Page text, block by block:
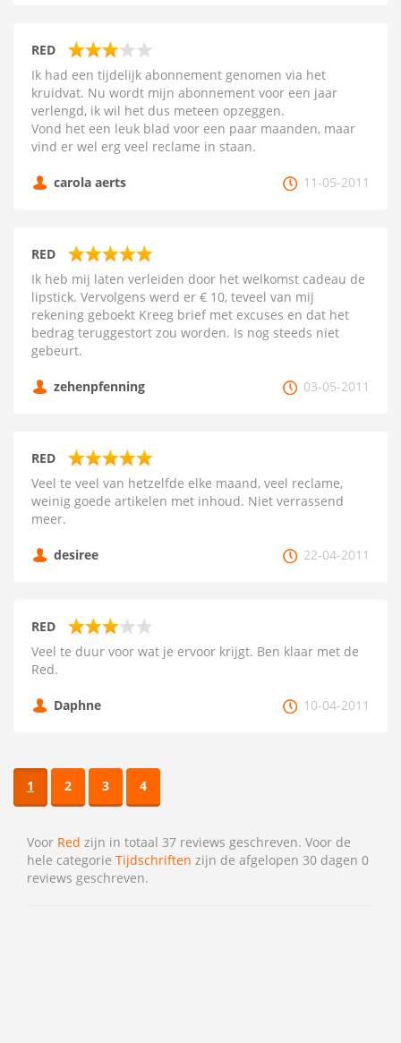
RED
Ik had een tijdelijk abonnement genomen via het
kruidvat. Nu wordt mijn abonnement voor een jaar
verlengd, ik wil het dus meteen opzeggen.
Vond het een leuk blad voor een paar maanden, maar
vind er wel erg veel reclame in staan.
carola aerts 11-05-2011
RED
Ik heb mij laten verleiden door het welkomst cadeau de
lipstick. Vervolgens werd er € 10, teveel van mij
rekening geboekt Kreeg brief met excuses en dat het
bedrag teruggestort zou worden. Is nog steeds niet
gebeurt.
zehenpfenning 03-05-2011
RED
Veel te veel van hetzelfde elke maand, veel reclame,
weinig goede artikelen met inhoud. Niet verrassend
meer.
desiree 22-04-2011
RED
Veel te duur voor wat je ervoor krijgt. Ben klaar met de
Red.
Daphne 10-04-2011
1 2 3 4
Voor Red zijn in totaal 37 reviews geschreven. Voor de
hele categorie Tijdschriften zijn de afgelopen 30 dagen 0
reviews geschreven.